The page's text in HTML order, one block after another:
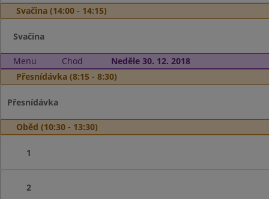
Svačina (14:00 - 14:15)
Svačina
Menu Chod
Neděle 30. 12. 2018
Přesnídávka (8:15 - 8:30)
Přesnídávka
Oběd (10:30 - 13:30)
1
2